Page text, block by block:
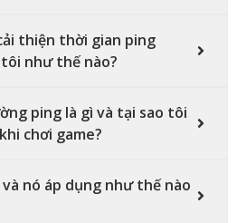
thiện thời gian ping
như thế nào?
ping là gì và tại sao tôi
chơi game?
nó áp dụng như thế nào